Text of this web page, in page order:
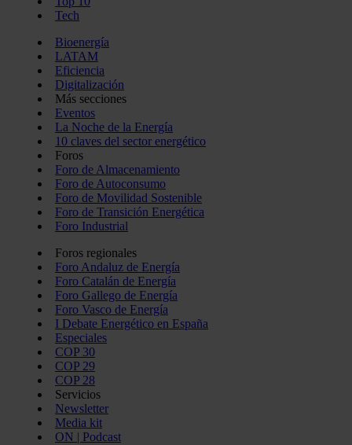
Tech
Bioenergía
LATAM
Eficiencia
Digitalización
Más secciones
Eventos
La Noche de la Energía
10 claves del sector energético
Foros
Foro de Almacenamiento
Foro de Autoconsumo
Foro de Movilidad Sostenible
Foro de Transición Energética
Foro Industrial
Foros regionales
Foro Andaluz de Energía
Foro Catalán de Energía
Foro Gallego de Energía
Foro Vasco de Energía
I Debate Energético en España
Especiales
COP 30
COP 29
COP 28
Servicios
Newsletter
Media kit
ON | Podcast